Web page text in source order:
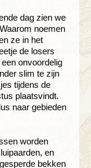
dag zien we
noemen
ze in het
de losers
onvoordelig
slim te zijn
tijdens de
plaatsvindt.
naar gebieden
worden
en
bekken